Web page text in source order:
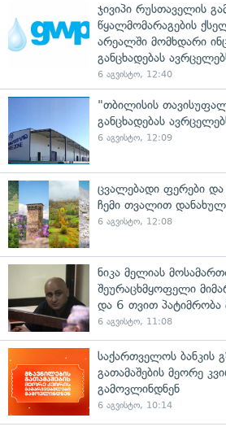
ჯივიპი რუსთაველის
წყალმომარაგების
არეალში მომხდარი
განცხადებას
6 აგვისტო, 12:40
"თბილისის
განცხადებას
6 აგვისტო, 12:09
ცვალებადი ფერები
ჩემი თვალით
6 აგვისტო, 12:08
ნიკა მელიას
შეურაცხმყოფელი
და 6 თვით პატიმრობა
6 აგვისტო, 11:08
საქართველოს ბანკის
გათამაშების მეორე
გამოვლინდნენ
6 აგვისტო, 10:14